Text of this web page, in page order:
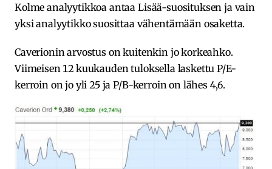
Kolme analyytikkoa antaa Lisää-suosituksen ja vain
yksi analyytikko suosittaa vähentämään osaketta.
Caverionin arvostus on kuitenkin jo korkeahko.
Viimeisen 12 kuukauden tuloksella laskettu P/E-
kerroin on jo yli 25 ja P/B-kerroin on lähes 4,6.